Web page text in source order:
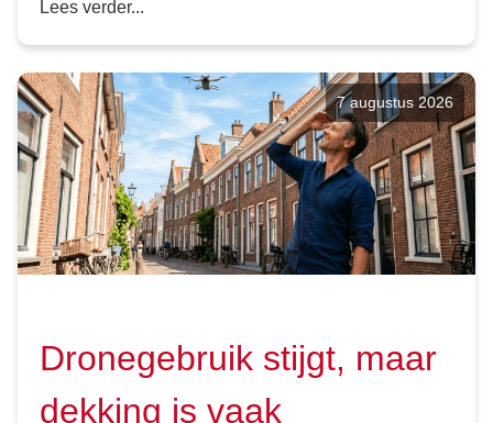
Lees verder...
7 augustus 2026
Dronegebruik stijgt, maar
dekking is vaak